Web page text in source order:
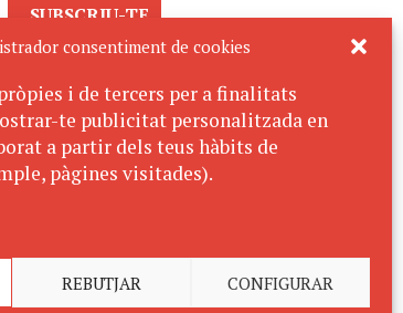
consentiment de cookies
i de tercers per a finalitats
te publicitat personalitzada en
a partir dels teus hàbits de
pàgines visitades).
REBUTJAR CONFIGURAR
SUBSCRIU-TE
AL BUTLLETÍ